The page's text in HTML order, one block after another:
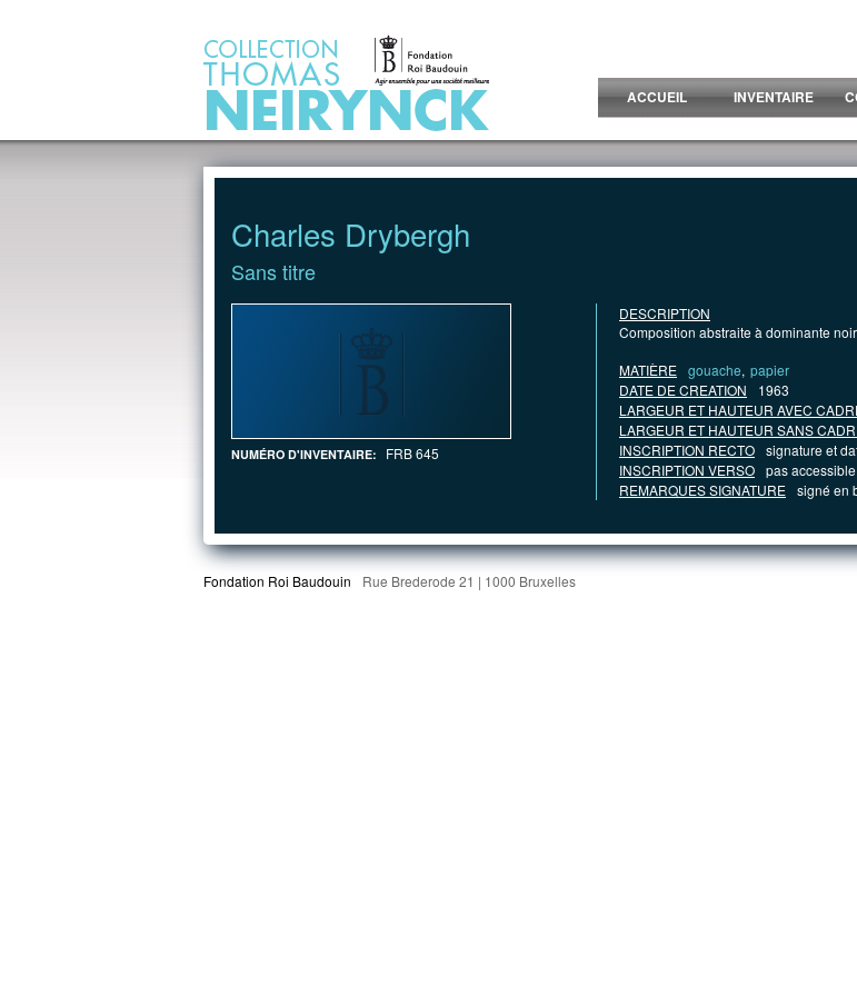
ACCUEIL
INVENTAIRE
Charles Drybergh
Sans titre
NUMÉRO D'INVENTAIRE: FRB 645
DESCRIPTION
Composition abstraite à dominante
MATIÈRE gouache, papier
DATE DE CREATION
1963
LARGEUR ET HAUTEUR AVEC
LARGEUR ET HAUTEUR SANS
INSCRIPTION RECTO signature et
INSCRIPTION VERSO pas accessible
REMARQUES SIGNATURE signé en
Fondation Roi Baudouin Rue Brederode 21 | 1000 Bruxelles